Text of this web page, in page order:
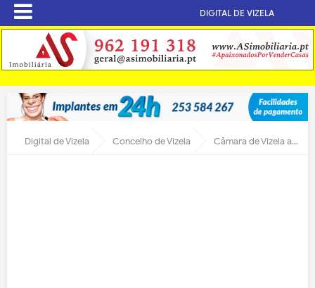
DIGITAL DE VIZELA
Digital de Vizela Concelho de Vizela Câmara de Vizela abre inscrições para levar séniores à praia